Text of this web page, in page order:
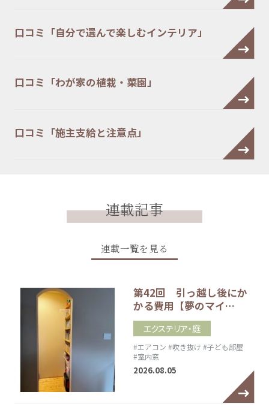
口コミ「自分で選んで楽しむインテリア」
口コミ「わが家の植栽・菜園」
口コミ「施主支給と注意点」
連載記事
連載一覧を見る
第42回 引っ越し後にか
かる費用【夢のマイ…
エクステリア・庭
#エアコン #吹き抜け #子ども部屋
#室内窓
2026.08.05